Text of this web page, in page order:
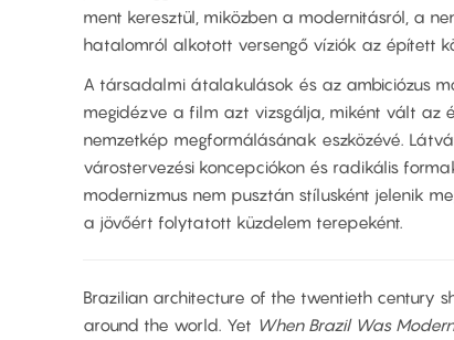
ment keresztül, miközben a modernitásról, a
hatalomról alkotott versengő víziók az épített
A társadalmi átalakulások és az ambiciózus
megidézve a film azt vizsgálja, miként vált az
nemzetkép megformálásának eszközévé.
várostervezési koncepciókon és radikális
modernizmus nem pusztán stílusként jelenik
a jövőért folytatott küzdelem terepeként.
Brazilian architecture of the twentieth century
around the world. Yet When Brazil Was Modern